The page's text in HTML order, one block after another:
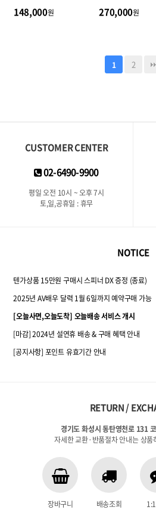
148,000원 270,000원
1 2
CUSTOMER CENTER
02-6490-9900
평일 오전 10시 ~ 오후 7시
토,일,공휴일 : 휴무
NOTICE
텐가상품 15만원 구매시 스피너 DX 증정 (종료)
2025년 AV배우 달력 1월 6일까지 예약구매 가능
[오늘사면,오늘도착] 오늘배송 서비스 개시
[마감] 2024년 설연휴 배송 & 구매 혜택 안내
[공지사항] 포인트 유효기간 안내
RETURN /
경기도 화성시 동탄영천로 131
자세한 교환·반품절차 안내는 상품
장바구니 배송조회